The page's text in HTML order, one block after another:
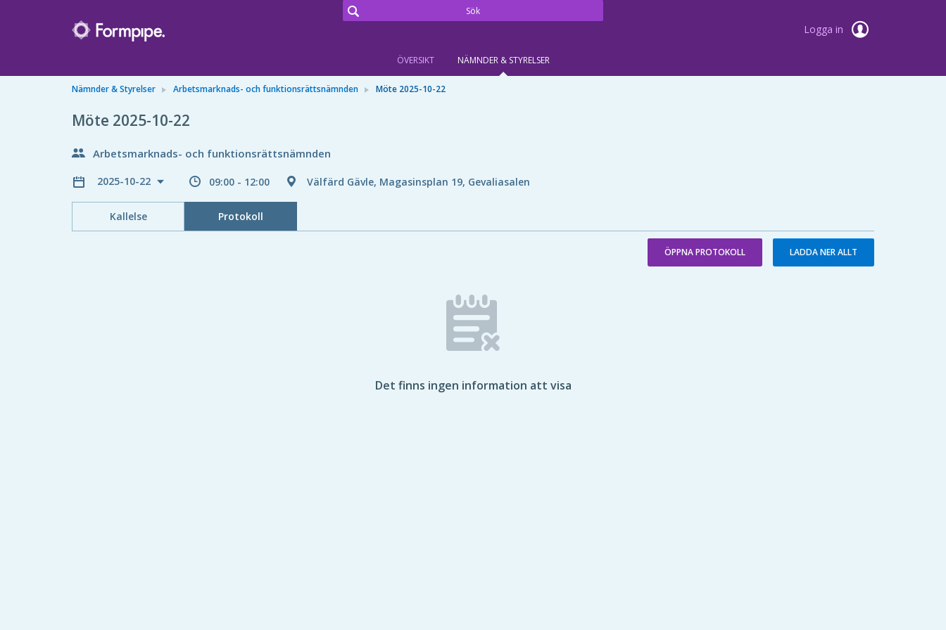
Logga in
ÖVERSIKT NÄMNDER & STYRELSER
Nämnder & Styrelser Arbetsmarknads- och funktionsrättsnämnden Möte 2025-10-22
Möte 2025-10-22
Arbetsmarknads- och funktionsrättsnämnden
2025-10-22 09:00 - 12:00 Välfärd Gävle, Magasinsplan 19, Gevaliasalen
Kallelse Protokoll
ÖPPNA PROTOKOLL LADDA NER ALLT
Det finns ingen information att visa